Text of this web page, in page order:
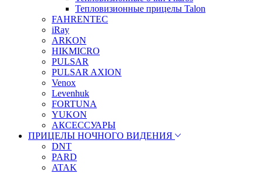
Тепловизионные прицелы Talon
FAHRENTEC
iRay
ARKON
HIKMICRO
PULSAR
PULSAR AXION
Venox
Levenhuk
FORTUNA
YUKON
АКСЕССУАРЫ
ПРИЦЕЛЫ НОЧНОГО ВИДЕНИЯ
DNT
PARD
ATAK